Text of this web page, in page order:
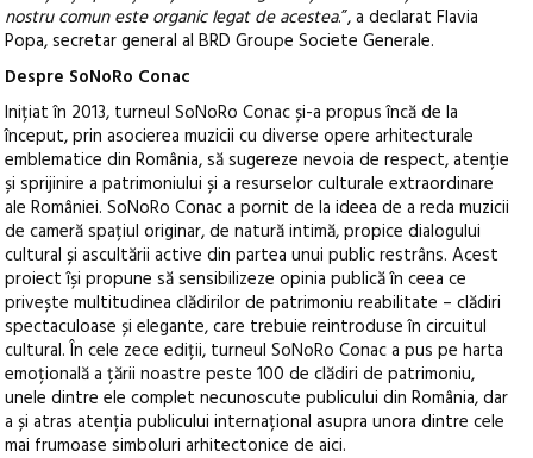
nostru comun este organic legat de acestea.”, a declarat Flavia
Popa, secretar general al BRD Groupe Societe Generale.
Despre SoNoRo Conac
Inițiat în 2013, turneul SoNoRo Conac și-a propus încă de la
început, prin asocierea muzicii cu diverse opere arhitecturale
emblematice din România, să sugereze nevoia de respect, atenție
și sprijinire a patrimoniului și a resurselor culturale extraordinare
ale României. SoNoRo Conac a pornit de la ideea de a reda muzicii
de cameră spațiul originar, de natură intimă, propice dialogului
cultural și ascultării active din partea unui public restrâns. Acest
proiect își propune să sensibilizeze opinia publică în ceea ce
privește multitudinea clădirilor de patrimoniu reabilitate – clădiri
spectaculoase și elegante, care trebuie reintroduse în circuitul
cultural. În cele zece ediții, turneul SoNoRo Conac a pus pe harta
emoțională a țării noastre peste 100 de clădiri de patrimoniu,
unele dintre ele complet necunoscute publicului din România, dar
a și atras atenția publicului internațional asupra unora dintre cele
mai frumoase simboluri arhitectonice de aici.